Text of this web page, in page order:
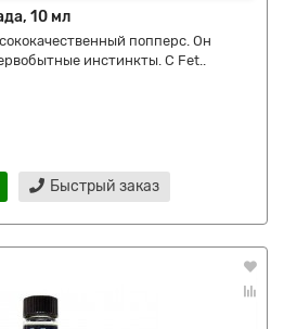
10 мл
попперс. Он
инстинкты. С Fet..
Быстрый заказ